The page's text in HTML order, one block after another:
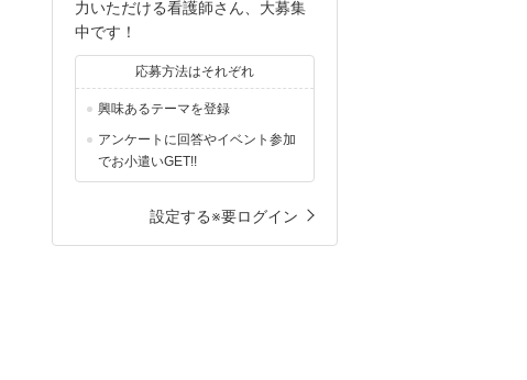
力いただける看護師さん、大募集
中です！
応募方法はそれぞれ
興味あるテーマを登録
アンケートに回答やイベント参加
でお小遣いGET!!
設定する※要ログイン